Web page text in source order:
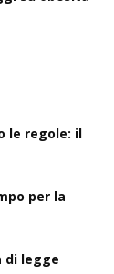
le regole: il
per la
di legge